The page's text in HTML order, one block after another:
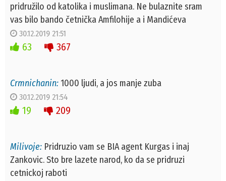
pridružilo od katolika i muslimana. Ne bulaznite sram
vas bilo bando četnička Amfilohije a i Mandićeva
30.12.2019 21:51
63 367
Crmnichanin: 1000 ljudi, a jos manje zuba
30.12.2019 21:54
19 209
Milivoje: Pridruzio vam se BIA agent Kurgas i inaj
Zankovic. Sto bre lazete narod, ko da se pridruzi
cetnickoj raboti